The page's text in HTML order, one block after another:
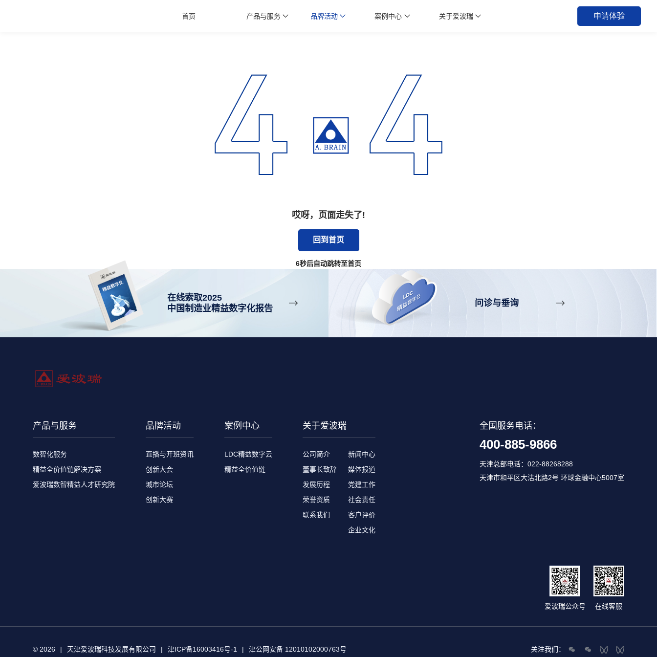
首页 产品与服务 品牌活动 案例中心 关于爱波瑞 申请体验
哎呀，页面走失了!
回到首页
5秒后自动跳转至首页
在线索取2025
中国制造业精益数字化报告
问诊与垂询
产品与服务
数智化服务
精益全价值链解决方案
爱波瑞数智精益人才研究院
品牌活动
直播与开班资讯
创新大会
城市论坛
创新大赛
案例中心
LDC精益数字云
精益全价值链
关于爱波瑞
公司简介
董事长致辞
发展历程
荣誉资质
联系我们
新闻中心
媒体报道
党建工作
社会责任
客户评价
企业文化
全国服务电话：
400-885-9866
天津总部电话：022-88268288
天津市和平区大沽北路2号 环球金融中心5007室
爱波瑞公众号 在线客服
© 2026 | 天津爱波瑞科技发展有限公司 | 津ICP备16003416号-1 | 津公网安备 12010102000763号 关注我们：